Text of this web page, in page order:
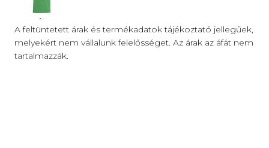
A feltüntetett árak és termékadatok tájékoztató jellegűek,
melyekért nem vállalunk felelősséget. Az árak az áfát nem
tartalmazzák.